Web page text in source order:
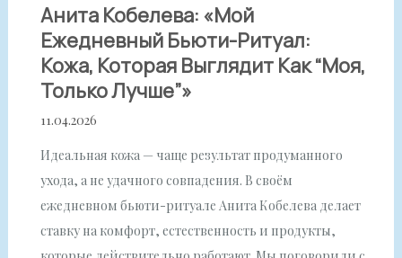
Анита Кобелева: «Мой
Ежедневный Бьюти-Ритуал:
Кожа, Которая Выглядит Как “моя,
Только Лучше”»
11.04.2026
Идеальная кожа — чаще результат продуманного
ухода, а не удачного совпадения. В своём
ежедневном бьюти-ритуале Анита Кобелева делает
ставку на комфорт, естественность и продукты,